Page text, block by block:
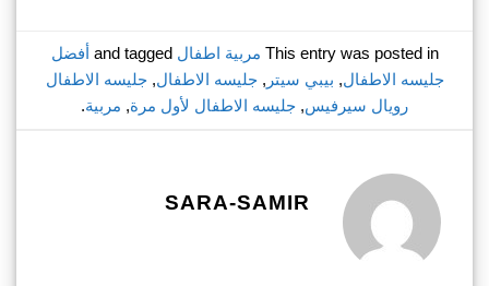
This entry was posted in مربية اطفال and tagged
أفضل
جليسه الاطفال, بيبي سيتر ,جليسه الاطفال,جليسه الاطفال
رويال سيرفيس, جليسه الاطفال لأول مرة, مربية.
SARA-SAMIR